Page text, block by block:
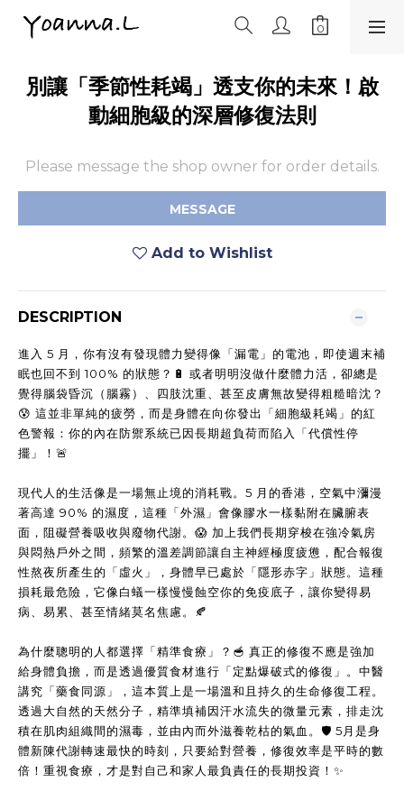
別讓「季節性耗竭」透支你的未來！啟
動細胞級的深層修復法則
Please message the shop owner for order details.
MESSAGE
Add to Wishlist
DESCRIPTION
進入 5 月，你有沒有發現體力變得像「漏電」的電池，即使週末補
眠也回不到 100% 的狀態？🔋 或者明明沒做什麼體力活，卻總是
覺得腦袋昏沉（腦霧）、四肢沈重、甚至皮膚無故變得粗糙暗沈？
😰 這並非單純的疲勞，而是身體在向你發出「細胞級耗竭」的紅
色警報：你的內在防禦系統已因長期超負荷而陷入「代償性停
擺」！🚨
現代人的生活像是一場無止境的消耗戰。5 月的香港，空氣中瀰漫
著高達 90% 的濕度，這種「外濕」會像膠水一樣黏附在臟腑表
面，阻礙營養吸收與廢物代謝。😱 加上我們長期穿梭在強冷氣房
與悶熱戶外之間，頻繁的溫差調節讓自主神經極度疲憊，配合報復
性熬夜所產生的「虛火」，身體早已處於「隱形赤字」狀態。這種
損耗最危險，它像白蟻一樣慢慢蝕空你的免疫底子，讓你變得易
病、易累、甚至情緒莫名焦慮。🍂
為什麼聰明的人都選擇「精準食療」？🥣 真正的修復不應是強加
給身體負擔，而是透過優質食材進行「定點爆破式的修復」。中醫
講究「藥食同源」，這本質上是一場溫和且持久的生命修復工程。
透過大自然的天然分子，精準填補因汗水流失的微量元素，排走沈
積在肌肉組織間的濕毒，並由內而外滋養乾枯的氣血。🛡️ 5月是身
體新陳代謝轉速最快的時刻，只要給對營養，修復效率是平時的數
倍！重視食療，才是對自己和家人最負責任的長期投資！✨